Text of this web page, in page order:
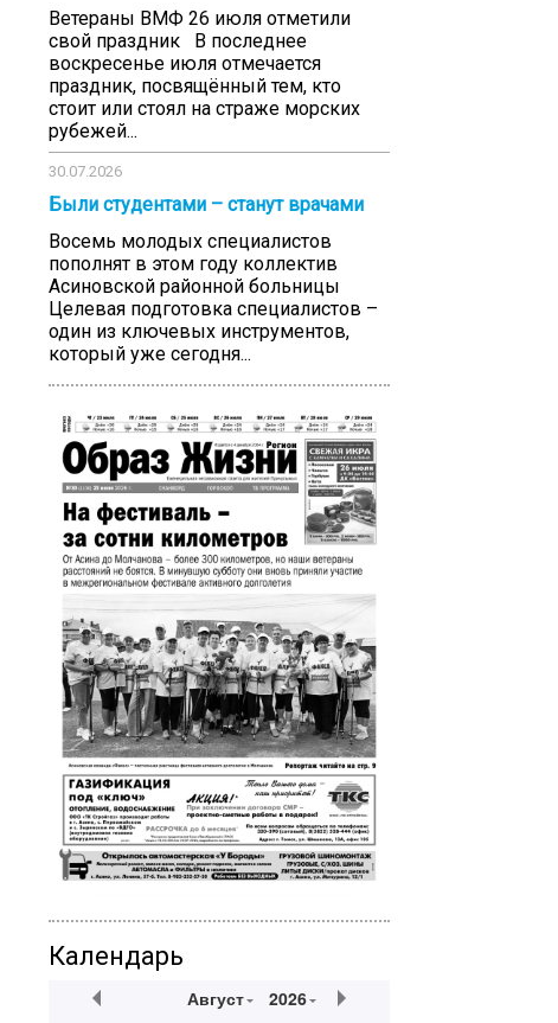
Ветераны ВМФ 26 июля отметили
свой праздник В последнее
воскресенье июля отмечается
праздник, посвящённый тем, кто
стоит или стоял на страже морских
рубежей...
30.07.2026
Были студентами – станут врачами
Восемь молодых специалистов
пополнят в этом году коллектив
Асиновской районной больницы
Целевая подготовка специалистов –
один из ключевых инструментов,
который уже сегодня...
Календарь
Август 2026